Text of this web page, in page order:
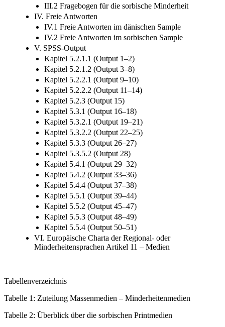
III.2 Fragebogen für die sorbische Minderheit
IV. Freie Antworten
IV.1 Freie Antworten im dänischen Sample
IV.2 Freie Antworten im sorbischen Sample
V. SPSS-Output
Kapitel 5.2.1.1 (Output 1–2)
Kapitel 5.2.1.2 (Output 3–8)
Kapitel 5.2.2.1 (Output 9–10)
Kapitel 5.2.2.2 (Output 11–14)
Kapitel 5.2.3 (Output 15)
Kapitel 5.3.1 (Output 16–18)
Kapitel 5.3.2.1 (Output 19–21)
Kapitel 5.3.2.2 (Output 22–25)
Kapitel 5.3.3 (Output 26–27)
Kapitel 5.3.5.2 (Output 28)
Kapitel 5.4.1 (Output 29–32)
Kapitel 5.4.2 (Output 33–36)
Kapitel 5.4.4 (Output 37–38)
Kapitel 5.5.1 (Output 39–44)
Kapitel 5.5.2 (Output 45–47)
Kapitel 5.5.3 (Output 48–49)
Kapitel 5.5.4 (Output 50–51)
VI. Europäische Charta der Regional- oder
Minderheitensprachen Artikel 11 – Medien
Tabellenverzeichnis
Tabelle 1: Zuteilung Massenmedien – Minderheitenmedien
Tabelle 2: Überblick über die sorbischen Printmedien